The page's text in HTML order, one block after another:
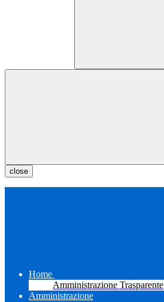
close
Home
Amministrazione Trasparente
Amministrazione